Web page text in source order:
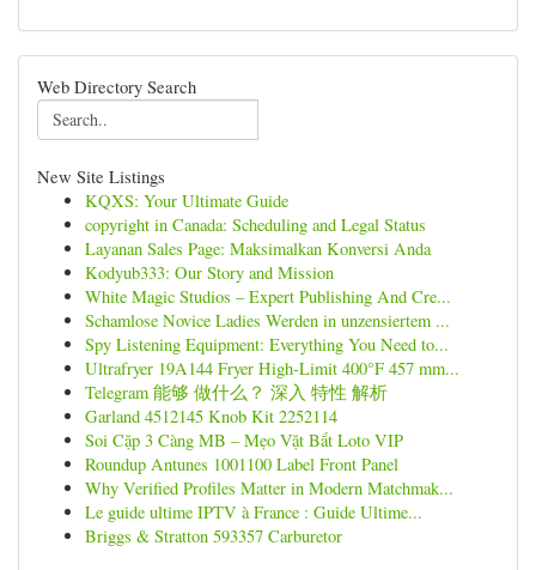
Web Directory Search
New Site Listings
KQXS: Your Ultimate Guide
copyright in Canada: Scheduling and Legal Status
Layanan Sales Page: Maksimalkan Konversi Anda
Kodyub333: Our Story and Mission
White Magic Studios – Expert Publishing And Cre...
Schamlose Novice Ladies Werden in unzensiertem ...
Spy Listening Equipment: Everything You Need to...
Ultrafryer 19A144 Fryer High-Limit 400°F 457 mm...
Telegram 能够 做什么？ 深入 特性 解析
Garland 4512145 Knob Kit 2252114
Soi Cặp 3 Càng MB – Mẹo Vặt Bắt Loto VIP
Roundup Antunes 1001100 Label Front Panel
Why Verified Profiles Matter in Modern Matchmak...
Le guide ultime IPTV à France : Guide Ultime...
Briggs & Stratton 593357 Carburetor